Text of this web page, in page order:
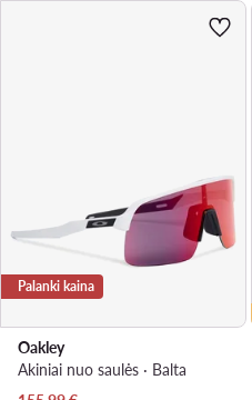
Palanki kaina
Oakley
Akiniai nuo saulės · Balta